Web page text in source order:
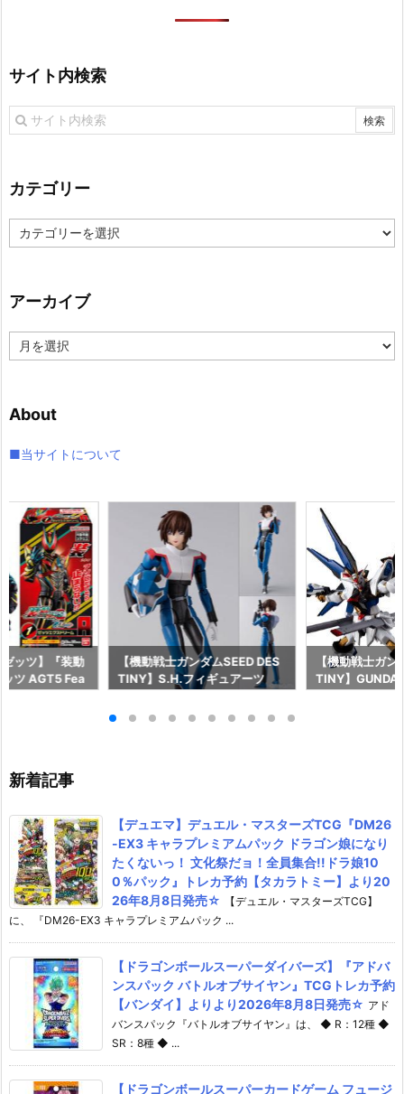
サイト内検索
カテゴリー
カ
テ
ー
アーカイブ
ー
ブ
About
■当サイトについて
ッツ】『装動
ツ AGT5 Fea
【機動戦士ガンダムSEED DES
TINY】S.H.フィギュアーツ
長国パイロットスーツVer.）』
【機動戦士ガン
TINY】
新着記事
【デュエマ】デュエル・マスターズTCG『DM26
-EX3 キャラプレミアムパック ドラゴン娘になり
たくないっ！ 文化祭だョ！全員集合!!ドラ娘10
0％パック』トレカ予約【タカラトミー】より20
26年8月8日発売☆
【デュエル・マスターズTCG】
に、 『DM26-EX3 キャラプレミアムパック ...
【ドラゴンボールスーパーダイバーズ】『アドバ
ンスパック バトルオブサイヤン』TCGトレカ予約
【バンダイ】よりより2026年8月8日発売☆ アド
バンスパック『バトルオブサイヤン』は、 ◆ R：12種 ◆
SR：8種 ◆ ...
【ドラゴンボールスーパーカードゲーム フュージ